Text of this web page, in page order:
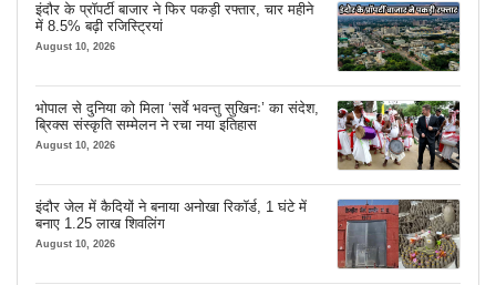
इंदौर के प्रॉपर्टी बाजार ने फिर पकड़ी रफ्तार, चार महीने
में 8.5% बढ़ी रजिस्ट्रियां
August 10, 2026
भोपाल से दुनिया को मिला ‘सर्वे भवन्तु सुखिनः’ का संदेश,
ब्रिक्स संस्कृति सम्मेलन ने रचा नया इतिहास
August 10, 2026
इंदौर जेल में कैदियों ने बनाया अनोखा रिकॉर्ड, 1 घंटे में
बनाए 1.25 लाख शिवलिंग
August 10, 2026